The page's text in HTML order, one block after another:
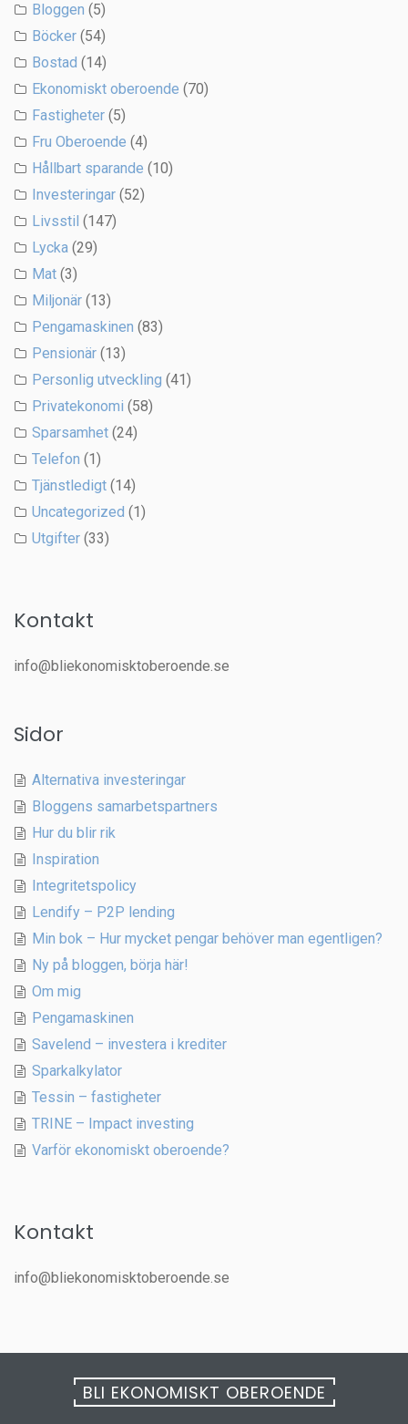
Bloggen (5)
Böcker (54)
Bostad (14)
Ekonomiskt oberoende (70)
Fastigheter (5)
Fru Oberoende (4)
Hållbart sparande (10)
Investeringar (52)
Livsstil (147)
Lycka (29)
Mat (3)
Miljonär (13)
Pengamaskinen (83)
Pensionär (13)
Personlig utveckling (41)
Privatekonomi (58)
Sparsamhet (24)
Telefon (1)
Tjänstledigt (14)
Uncategorized (1)
Utgifter (33)
Kontakt
info@bliekonomisktoberoende.se
Sidor
Alternativa investeringar
Bloggens samarbetspartners
Hur du blir rik
Inspiration
Integritetspolicy
Lendify – P2P lending
Min bok – Hur mycket pengar behöver man egentligen?
Ny på bloggen, börja här!
Om mig
Pengamaskinen
Savelend – investera i krediter
Sparkalkylator
Tessin – fastigheter
TRINE – Impact investing
Varför ekonomiskt oberoende?
Kontakt
info@bliekonomisktoberoende.se
BLI EKONOMISKT OBEROENDE